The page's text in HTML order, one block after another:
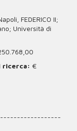
FEDERICO II;
Università di
ricerca: €